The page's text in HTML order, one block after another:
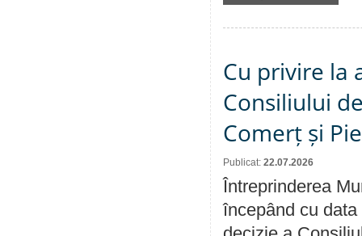
Cu privire la
Consiliului
Comerț și
Publicat: 22.07.2026
Întreprinderea
începând cu